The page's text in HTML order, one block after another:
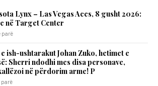
Lynx – Las Vegas Aces, 8 gusht 2026:
në Target Center
parë
ish-ushtarakut Johan Zuko, hetimet e
Sherri ndodhi mes disa personave,
në përdorim arme! P
parë